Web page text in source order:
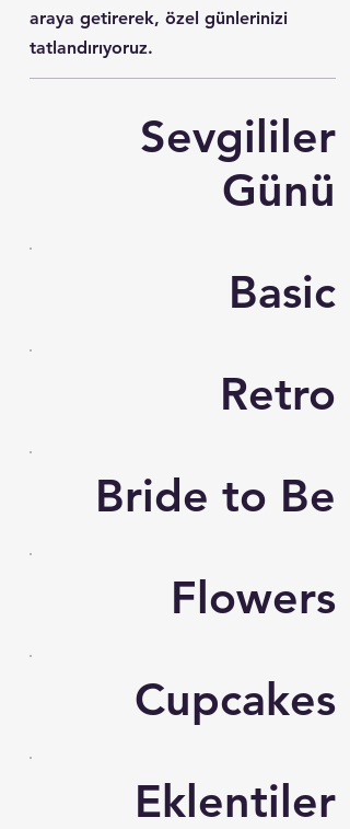
araya getirerek, özel günlerinizi
tatlandırıyoruz.
Sevgililer
Günü
Basic
Retro
Bride to Be
Flowers
Cupcakes
Eklentiler